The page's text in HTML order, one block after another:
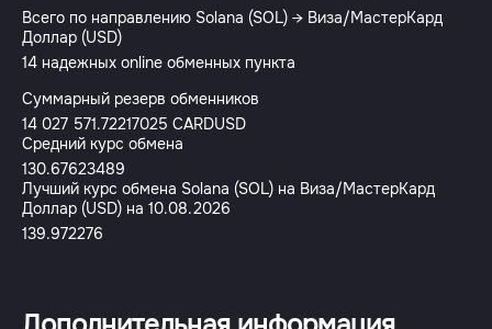
Всего по направлению Solana (SOL) → Виза/МастерКард
Доллар (USD)
14 надежных online обменных пункта
Суммарный резерв обменников
14 027 571.72217025 CARDUSD
Средний курс обмена
130.67623489
Лучший курс обмена Solana (SOL) на Виза/МастерКард
Доллар (USD) на 10.08.2026
139.972276